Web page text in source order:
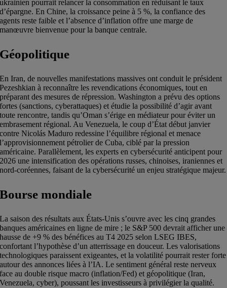
ukrainien pourrait relancer la consommation en réduisant le taux
d’épargne. En Chine, la croissance peine à 5 %, la confiance des
agents reste faible et l’absence d’inflation offre une marge de
manœuvre bienvenue pour la banque centrale.
Géopolitique
En Iran, de nouvelles manifestations massives ont conduit le président
Pezeshkian à reconnaître les revendications économiques, tout en
préparant des mesures de répression. Washington a prévu des options
fortes (sanctions, cyberattaques) et étudie la possibilité d’agir avant
toute rencontre, tandis qu’Oman s’érige en médiateur pour éviter un
embrasement régional. Au Venezuela, le coup d’État début janvier
contre Nicolás Maduro redessine l’équilibre régional et menace
l’approvisionnement pétrolier de Cuba, ciblé par la pression
américaine. Parallèlement, les experts en cybersécurité anticipent pour
2026 une intensification des opérations russes, chinoises, iraniennes et
nord-coréennes, faisant de la cybersécurité un enjeu stratégique majeur.
Bourse mondiale
La saison des résultats aux États-Unis s’ouvre avec les cinq grandes
banques américaines en ligne de mire ; le S&P 500 devrait afficher une
hausse de +9 % des bénéfices au T4 2025 selon LSEG IBES,
confortant l’hypothèse d’un atterrissage en douceur. Les valorisations
technologiques paraissent exigeantes, et la volatilité pourrait rester forte
autour des annonces liées à l’IA. Le sentiment général reste nerveux
face au double risque macro (inflation/Fed) et géopolitique (Iran,
Venezuela, cyber), poussant les investisseurs à privilégier la qualité.